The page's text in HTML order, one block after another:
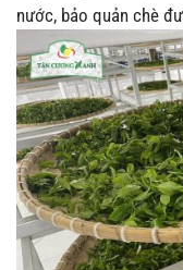
nước, bảo quản chè